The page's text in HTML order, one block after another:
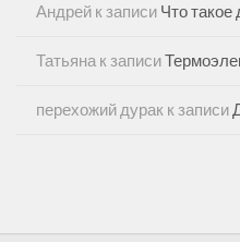
Андрей к записи Что такое
Татьяна к записи
перехожий дурак к записи